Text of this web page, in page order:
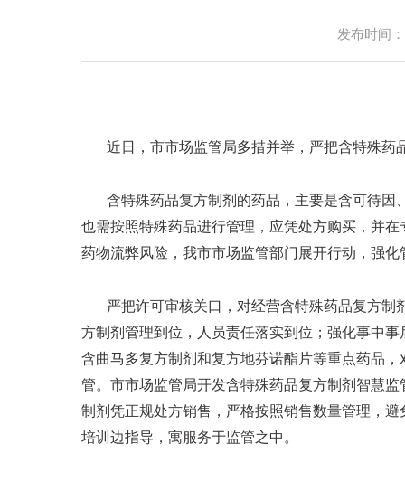
发布时间
近日，市市场监管局多措并举，严把含特殊
含特殊药品复方制剂的药品，主要是含可待
也需按照特殊药品进行管理，应凭处方购买，并
药物流弊风险，我市市场监管部门展开行动，强化
严把许可审核关口，对经营含特殊药品复方
方制剂管理到位，人员责任落实到位；强化事中
含曲马多复方制剂和复方地芬诺酯片等重点药品
管。市市场监管局开发含特殊药品复方制剂智慧
制剂凭正规处方销售，严格按照销售数量管理，
培训边指导，寓服务于监管之中。